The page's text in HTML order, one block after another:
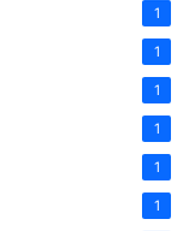
1
1
1
1
1
1